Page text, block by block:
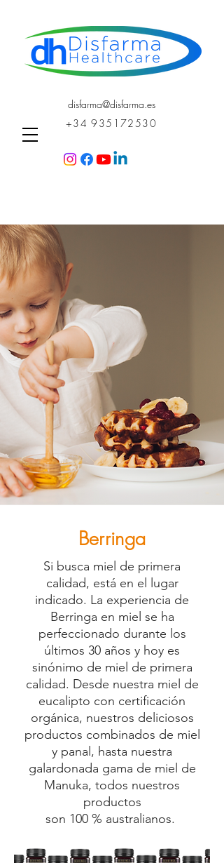
disfarma@disfarma.es
+34 935172530
Berringa
Si busca miel de primera
calidad, está en el lugar
indicado. La experiencia de
Berringa en miel se ha
perfeccionado durante los
últimos 30 años y hoy es
sinónimo de miel de primera
calidad. Desde nuestra miel de
eucalipto con certificación
orgánica, nuestros deliciosos
productos combinados de miel
y panal, hasta nuestra
galardonada gama de miel de
Manuka, todos nuestros
productos
son 100 % australianos.